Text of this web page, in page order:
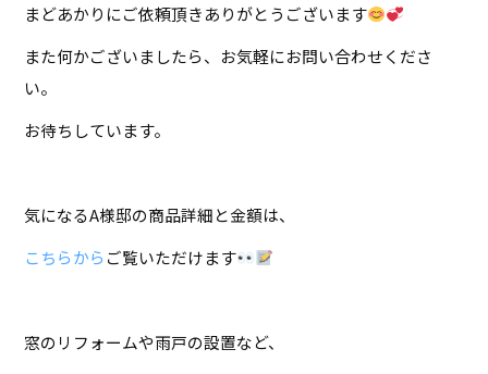
まどあかりにご依頼頂きありがとうございます
また何かございましたら、お気軽にお問い合わせくださ
い。
お待ちしています。
気になるA様邸の商品詳細と金額は、
こちらから ご覧いただけます
窓のリフォームや雨戸の設置など、